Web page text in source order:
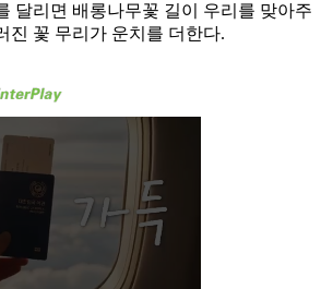
달리면 배롱나무꽃 길이 우리를 맞아주
진 꽃 무리가 운치를 더한다.